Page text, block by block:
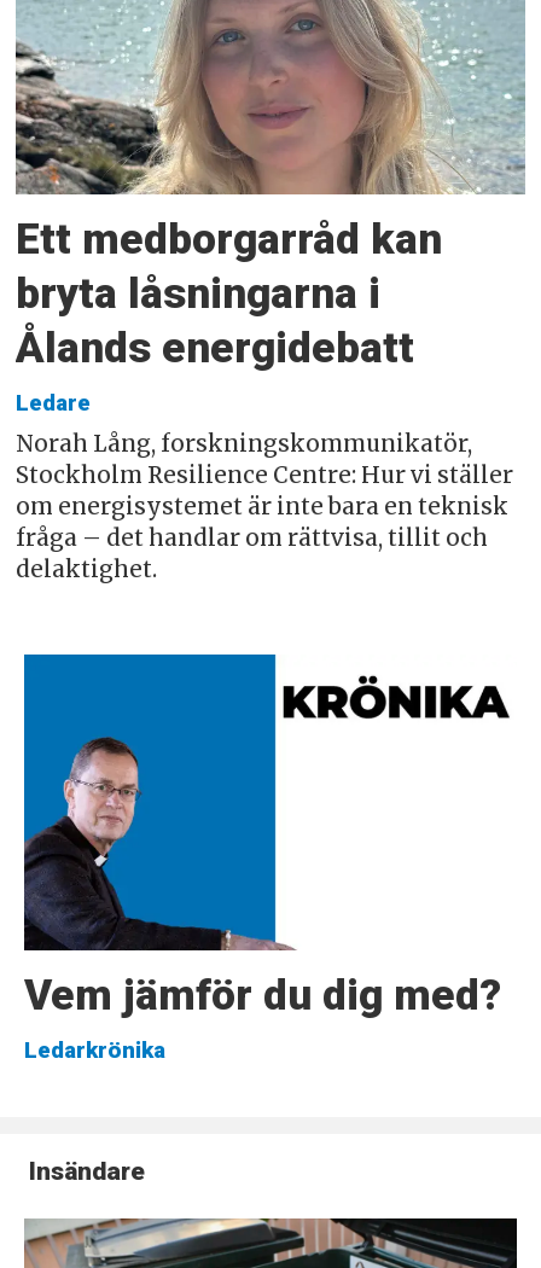
Ett medborgarråd kan
bryta låsningarna i
Ålands energidebatt
Ledare
Norah Lång, forskningskommunikatör,
Stockholm Resilience Centre: Hur vi ställer
om energisystemet är inte bara en teknisk
fråga – det handlar om rättvisa, tillit och
delaktighet.
Vem jämför du dig med?
Ledarkrönika
Insändare